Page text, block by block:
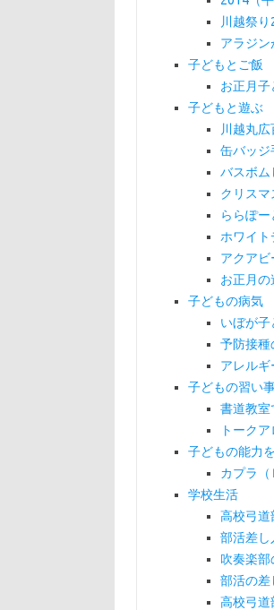
川越祭
アラジ
子どもとご飯
お正月
子どもと遊ぶ
川越丸
缶バッジ
バスボム
クリスマ
ららぽ
ホワイ
アクア
お正月
子どもの病気
いぼが
予防接種
アレル
子どもの習い
書道教室
トーク
子どもの能力
カプラ（
学校生活
高校弓道
部活差し
吹奏楽
部活の差
高校弓道